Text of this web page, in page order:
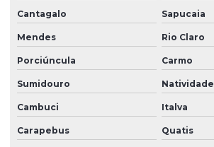
Cantagalo Sapucaia
Mendes Rio Claro
Porciúncula Carmo
Sumidouro Natividade
Cambuci Italva
Carapebus Quatis